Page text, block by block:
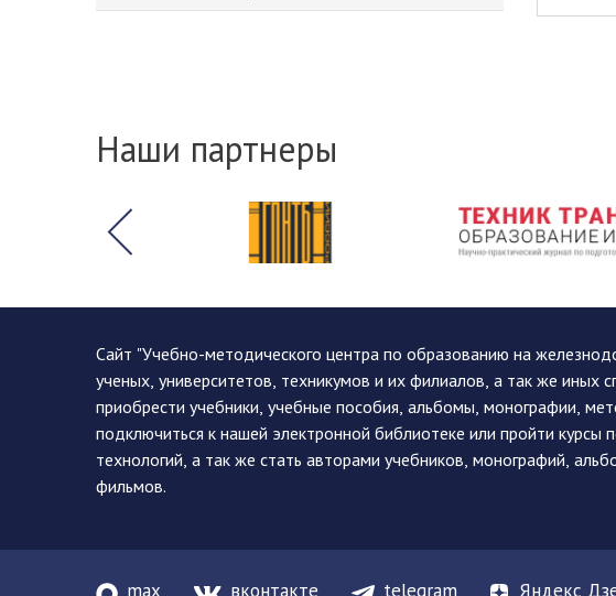
Наши партнеры
Сайт "Учебно-методического центра по образованию на
ученых, университетов, техникумов и их филиалов, а так же
приобрести учебники, учебные пособия, альбомы, монографии,
подключиться к нашей электронной библиотеке или пройти
технологий, а так же стать авторами учебников, монографий,
фильмов.
max вконтакте telegram Яндекс